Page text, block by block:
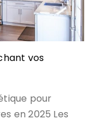
vos
pour
en 2025 Les